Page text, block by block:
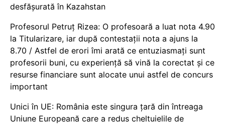
desfășurată în Kazahstan
Profesorul Petruț Rizea: O profesoară a luat nota 4.90
la Titularizare, iar după contestații nota a ajuns la
8.70 / Astfel de erori îmi arată ce entuziasmați sunt
profesorii buni, cu experiență să vină la corectat și ce
resurse financiare sunt alocate unui astfel de concurs
important
Unici în UE: România este singura țară din întreaga
Uniune Europeană care a redus cheltuielile de